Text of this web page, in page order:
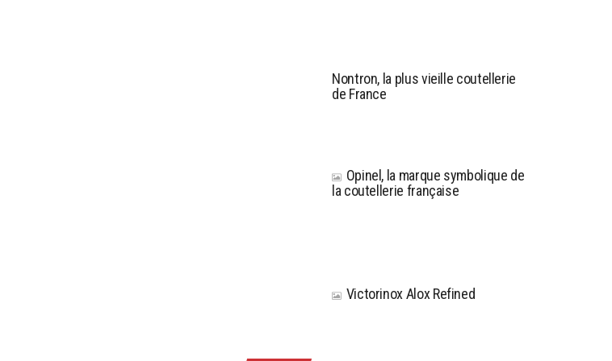
Nontron, la plus vieille coutellerie
de France
Opinel, la marque symbolique de
la coutellerie française
Victorinox Alox Refined